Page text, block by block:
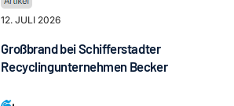
12. JULI 2026
Großbrand bei Schifferstadter
Recyclingunternehmen Becker